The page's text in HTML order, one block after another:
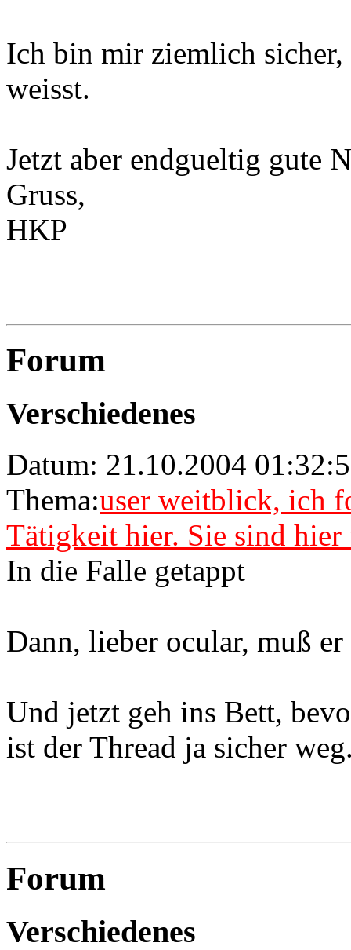
Ich bin mir ziemlich sicher,
weisst.
Jetzt aber endgueltig gute
Gruss,
HKP
Forum
Verschiedenes
Datum: 21.10.2004
Thema:user weitblick, ich
Tätigkeit hier. Sie sind hier
In die Falle getappt
Dann, lieber ocular, muß
Und jetzt geh ins Bett,
ist der Thread ja sicher
Forum
Verschiedenes